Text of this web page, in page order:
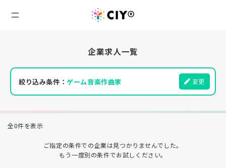
企業求人一覧
絞り込み条件：ゲーム音楽作曲家 変更
全0件を表示
ご指定の条件での企業は見つかりませんでした。
もう一度別の条件でお試しください。